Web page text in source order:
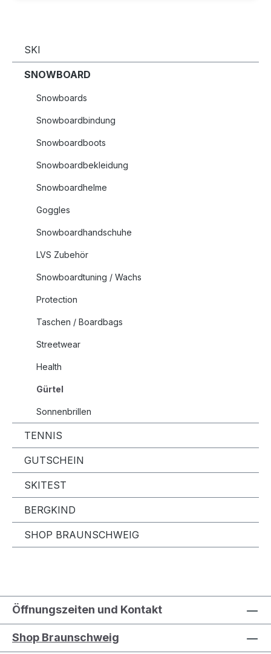
SKI
SNOWBOARD
Snowboards
Snowboardbindung
Snowboardboots
Snowboardbekleidung
Snowboardhelme
Goggles
Snowboardhandschuhe
LVS Zubehör
Snowboardtuning / Wachs
Protection
Taschen / Boardbags
Streetwear
Health
Gürtel
Sonnenbrillen
TENNIS
GUTSCHEIN
SKITEST
BERGKIND
SHOP BRAUNSCHWEIG
Öffnungszeiten und Kontakt
Shop Braunschweig